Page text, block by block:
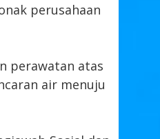
perusahaan
perawatan atas
air menuju